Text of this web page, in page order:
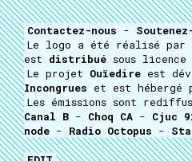
Contactez-nous -
Le logo a été réalisé par
est distribué sous licence
Le projet Ouïedire est
Incongrues et est hébergé
Les émissions sont
Canal B - Choq CA - Cjuc
node - Radio Octopus -